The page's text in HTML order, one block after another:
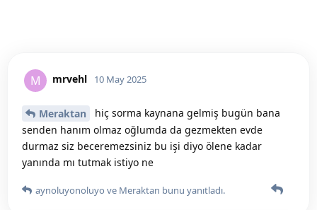
M mrvehl 10 May 2025
Meraktan
hiç sorma kaynana gelmiş bugün bana
senden hanım olmaz oğlumda da gezmekten evde
durmaz siz beceremezsiniz bu işi diyo ölene kadar
yanında mı tutmak istiyo ne
aynoluyonoluyo ve Meraktan bunu yanıtladı.